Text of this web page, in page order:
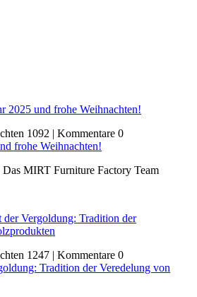
1092 | Kommentare 0
frohe Weihnachten!
MIRT Furniture Factory Team
1247 | Kommentare 0
Tradition der Veredelung von